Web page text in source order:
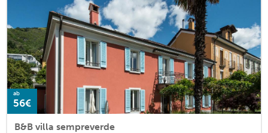
ab
56€
B&B villa sempreverde